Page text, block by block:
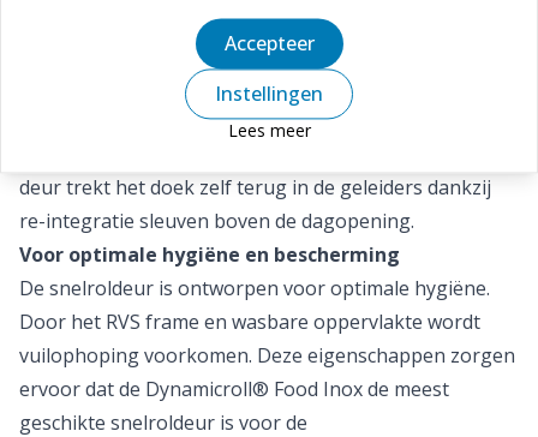
De deur is standaard voorzien van gepatenteerde
geleiders van polyethyleen. Het PVC-doek valt door
middel van een rits in deze geleider. Bij een aanrijding
deur trekt het doek zelf terug in de geleiders dankzij
re-integratie sleuven boven de dagopening.
Voor optimale hygiëne en bescherming
De snelroldeur is ontworpen voor optimale hygiëne.
Door het RVS frame en wasbare oppervlakte wordt
vuilophoping voorkomen. Deze eigenschappen zorgen
ervoor dat de Dynamicroll® Food Inox de meest
geschikte snelroldeur is voor de
Accepteer
Instellingen
Lees meer